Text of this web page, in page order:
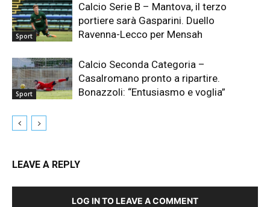
Sport
Calcio Serie B – Mantova, il terzo
portiere sarà Gasparini. Duello
Ravenna-Lecco per Mensah
Sport
Calcio Seconda Categoria –
Casalromano pronto a ripartire.
Bonazzoli: “Entusiasmo e voglia”
LEAVE A REPLY
LOG IN TO LEAVE A COMMENT